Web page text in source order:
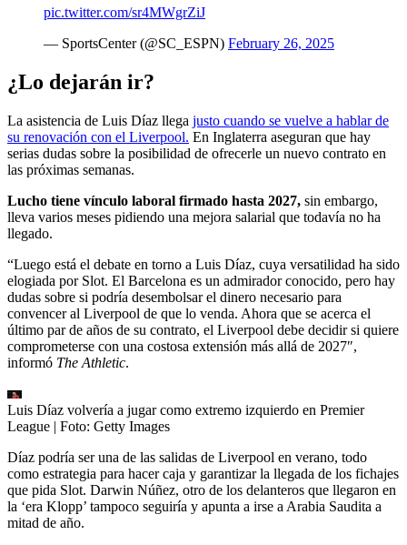
pic.twitter.com/sr4MWgrZiJ
— SportsCenter (@SC_ESPN) February 26, 2025
¿Lo dejarán ir?
La asistencia de Luis Díaz llega justo cuando se vuelve a hablar de
su renovación con el Liverpool. En Inglaterra aseguran que hay
serias dudas sobre la posibilidad de ofrecerle un nuevo contrato en
las próximas semanas.
Lucho tiene vínculo laboral firmado hasta 2027, sin embargo,
lleva varios meses pidiendo una mejora salarial que todavía no ha
llegado.
“Luego está el debate en torno a Luis Díaz, cuya versatilidad ha sido
elogiada por Slot. El Barcelona es un admirador conocido, pero hay
dudas sobre si podría desembolsar el dinero necesario para
convencer al Liverpool de que lo venda. Ahora que se acerca el
último par de años de su contrato, el Liverpool debe decidir si quiere
comprometerse con una costosa extensión más allá de 2027″,
informó The Athletic.
Luis Díaz volvería a jugar como extremo izquierdo en Premier
League | Foto: Getty Images
Díaz podría ser una de las salidas de Liverpool en verano, todo
como estrategia para hacer caja y garantizar la llegada de los fichajes
que pida Slot. Darwin Núñez, otro de los delanteros que llegaron en
la ‘era Klopp’ tampoco seguiría y apunta a irse a Arabia Saudita a
mitad de año.